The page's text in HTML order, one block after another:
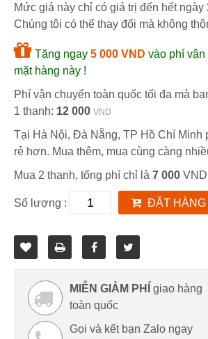
Mức giá này chỉ có giá trị đến hết ngày
Chúng tôi có thể thay đổi mà không
Tặng ngay 5 000 VND vào phí vận
mặt hàng này !
Phí vận chuyển toàn quốc tối đa mà
1 thanh: 12 000 VND
Tại Hà Nội, Đà Nẵng, TP Hồ Chí Minh
rẻ hơn. Mua thêm, mua cùng càng
Mua 2 thanh, tổng phí chỉ là 7 000 VND
Số lượng : ĐẶT HÀNG
MIỄN GIẢM PHÍ
giao hàng
toàn quốc
Gọi và kết bạn Zalo ngay